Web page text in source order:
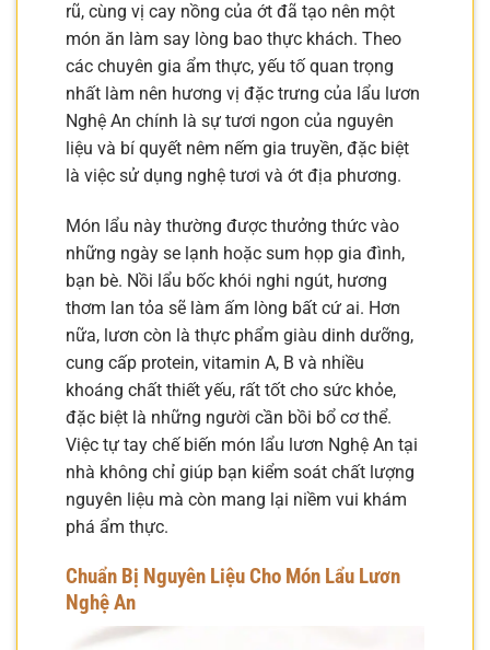
rũ, cùng vị cay nồng của ớt đã tạo nên một
món ăn làm say lòng bao thực khách. Theo
các chuyên gia ẩm thực, yếu tố quan trọng
nhất làm nên hương vị đặc trưng của lẩu lươn
Nghệ An chính là sự tươi ngon của nguyên
liệu và bí quyết nêm nếm gia truyền, đặc biệt
là việc sử dụng nghệ tươi và ớt địa phương.
Món lẩu này thường được thưởng thức vào
những ngày se lạnh hoặc sum họp gia đình,
bạn bè. Nồi lẩu bốc khói nghi ngút, hương
thơm lan tỏa sẽ làm ấm lòng bất cứ ai. Hơn
nữa, lươn còn là thực phẩm giàu dinh dưỡng,
cung cấp protein, vitamin A, B và nhiều
khoáng chất thiết yếu, rất tốt cho sức khỏe,
đặc biệt là những người cần bồi bổ cơ thể.
Việc tự tay chế biến món lẩu lươn Nghệ An tại
nhà không chỉ giúp bạn kiểm soát chất lượng
nguyên liệu mà còn mang lại niềm vui khám
phá ẩm thực.
Chuẩn Bị Nguyên Liệu Cho Món Lẩu Lươn
Nghệ An